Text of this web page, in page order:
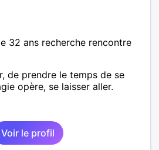
32 ans recherche rencontre
de prendre le temps de se
opère, se laisser aller.
Voir le profil